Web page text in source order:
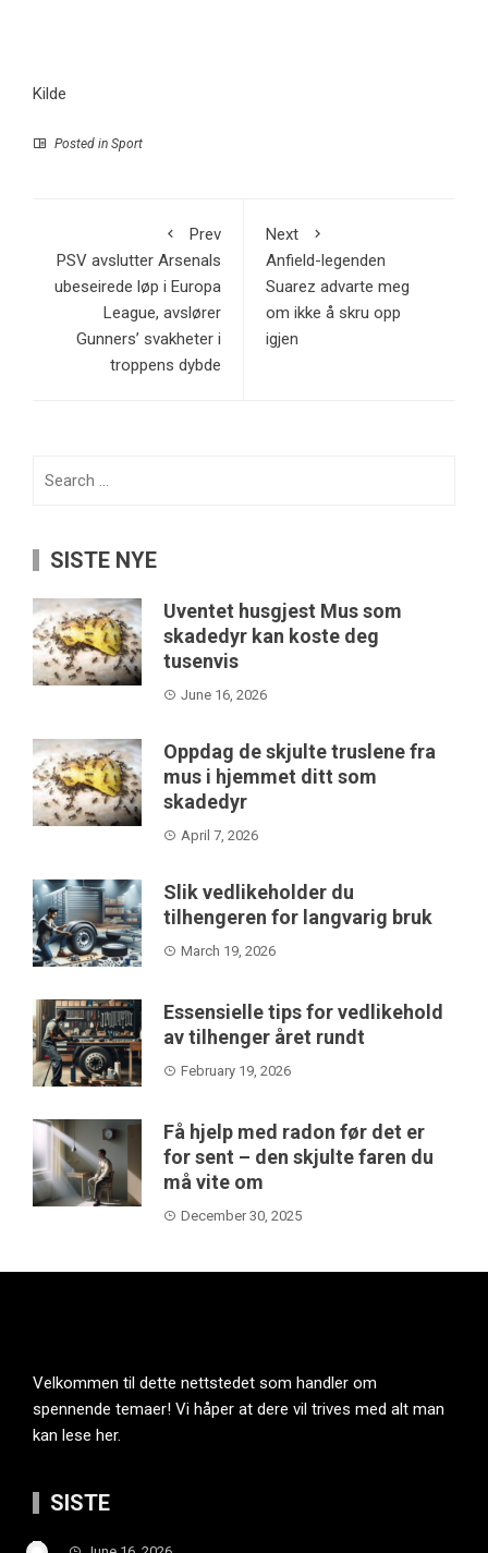
Kilde
Posted in Sport
Prev
PSV avslutter Arsenals
ubeseirede løp i Europa
League, avslører
Gunners’ svakheter i
troppens dybde
Next
Anfield-legenden
Suarez advarte meg
om ikke å skru opp
igjen
SISTE NYE
Uventet husgjest Mus som
skadedyr kan koste deg
tusenvis
June 16, 2026
Oppdag de skjulte truslene fra
mus i hjemmet ditt som
skadedyr
April 7, 2026
Slik vedlikeholder du
tilhengeren for langvarig bruk
March 19, 2026
Essensielle tips for vedlikehold
av tilhenger året rundt
February 19, 2026
Få hjelp med radon før det er
for sent – den skjulte faren du
må vite om
December 30, 2025
Velkommen til dette nettstedet som handler om
spennende temaer! Vi håper at dere vil trives med alt man
kan lese her.
SISTE